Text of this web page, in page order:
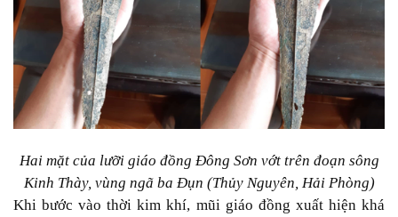
Hai mặt của lưỡi giáo đồng Đông Sơn vớt trên đoạn sông
Kinh Thày, vùng ngã ba Đụn (Thủy Nguyên, Hải Phòng)
Khi bước vào thời kim khí, mũi giáo đồng xuất hiện khá